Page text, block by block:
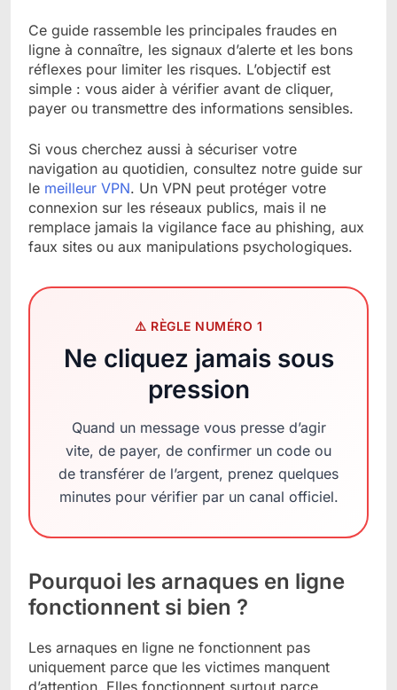
Ce guide rassemble les principales fraudes en
ligne à connaître, les signaux d’alerte et les bons
réflexes pour limiter les risques. L’objectif est
simple : vous aider à vérifier avant de cliquer,
payer ou transmettre des informations sensibles.
Si vous cherchez aussi à sécuriser votre
navigation au quotidien, consultez notre guide sur
le meilleur VPN. Un VPN peut protéger votre
connexion sur les réseaux publics, mais il ne
remplace jamais la vigilance face au phishing, aux
faux sites ou aux manipulations psychologiques.
⚠️ RÈGLE NUMÉRO 1
Ne cliquez jamais sous
pression
Quand un message vous presse d’agir
vite, de payer, de confirmer un code ou
de transférer de l’argent, prenez quelques
minutes pour vérifier par un canal officiel.
Pourquoi les arnaques en ligne
fonctionnent si bien ?
Les arnaques en ligne ne fonctionnent pas
uniquement parce que les victimes manquent